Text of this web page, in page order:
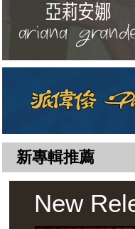
新專輯推薦
New